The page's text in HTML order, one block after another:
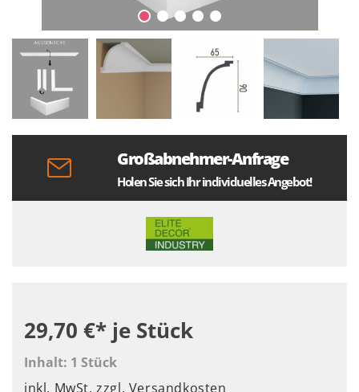
Großabnehmer-Anfrage
Holen Sie sich Ihr individuelles Angebot!
29,70 €* je Stück
Inhalt: 1 Stück
inkl. MwSt.zzgl. Versandkosten